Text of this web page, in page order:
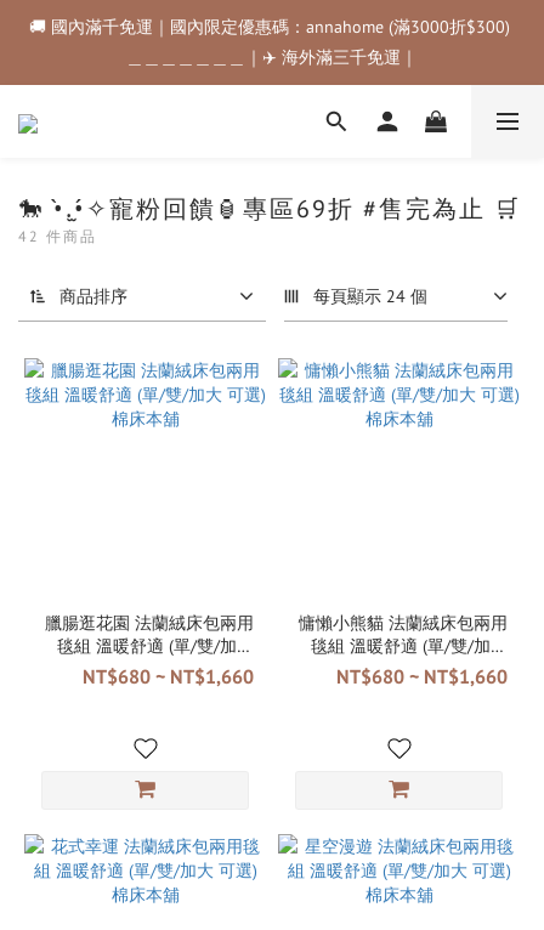
🚚 國內滿千免運｜國內限定優惠碼：annahome (滿3000折$300)
＿＿＿＿＿＿＿｜✈️ 海外滿三千免運｜
🚚 國內滿千免運｜國內限定優惠碼：annahome (滿3000折$300)
＿＿＿＿＿＿＿｜✈️ 海外滿三千免運｜
購物金折抵規範💰💰💰滿$500最高可折$50｜滿$1000最高可折
🚚 國內滿千免運｜國內限定優惠碼：annahome (滿3000折$300)
＿＿＿＿＿＿＿｜✈️ 海外滿三千免運｜
🐎 •̀.̫•́✧寵粉回饋🏮專區69折 #售完為止 🛒
42 件商品
商品排序 每頁顯示 24 個
臘腸逛花園 法蘭絨床包兩用
毯組 溫暖舒適 (單/雙/加大
可選) 棉床本舖
NT$680 ~ NT$1,660
慵懶小熊貓 法蘭絨床包兩用
毯組 溫暖舒適 (單/雙/加大
可選) 棉床本舖
NT$680 ~ NT$1,660